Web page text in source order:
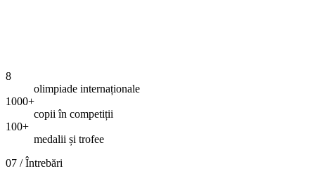
8
olimpiade internaționale
1000+
copii în competiții
100+
medalii și trofee
07 /Întrebări